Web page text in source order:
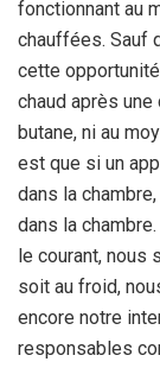
fonctionnant au
chauffées. Sauf
cette
chaud après
butane, ni au
est que si un
dans la
dans la
le courant, nous
soit au froid,
encore notre
responsables